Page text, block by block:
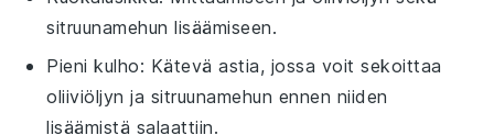
sitruunamehun lisäämiseen.
Pieni kulho: Kätevä astia, jossa voit sekoittaa
oliiviöljyn ja sitruunamehun ennen niiden
lisäämistä salaattiin.